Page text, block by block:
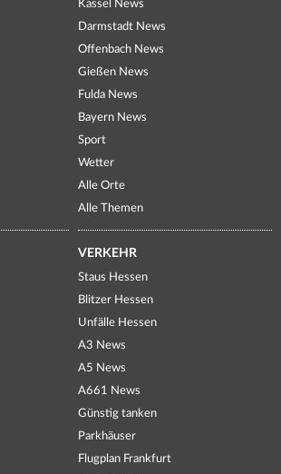
Kassel News
Darmstadt News
Offenbach News
Gießen News
Fulda News
Bayern News
Sport
Wetter
Alle Orte
Alle Themen
VERKEHR
Staus Hessen
Blitzer Hessen
Unfälle Hessen
A3 News
A5 News
A661 News
Günstig tanken
Parkhäuser
Flugplan Frankfurt